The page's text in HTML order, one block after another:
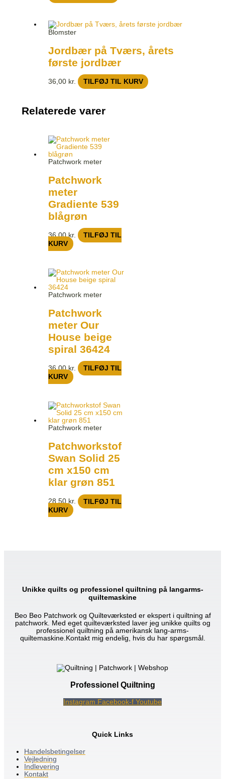
Blomster
Jordbær på Tværs, årets
første jordbær
36,00 kr. TILFØJ TIL KURV
Relaterede varer
Patchwork meter
Patchwork
meter
Gradiente 539
blågrøn
36,00kr.
TILFØJ TIL
KURV
Patchwork meter
Patchwork
meter Our
House beige
spiral 36424
36,00kr.
TILFØJ TIL
KURV
Patchwork meter
Patchworkstof
Swan Solid 25
cm x150 cm
klar grøn 851
28,50kr.
TILFØJ TIL
KURV
Unikke quilts og professionel quiltning på langarms-
quiltemaskine
Beo Beo Patchwork og Quilteværksted er ekspert i quiltning af
patchwork. Med eget quilteværksted laver jeg unikke quilts og
professionel quiltning på amerikansk lang-arms-
quiltemaskine.Kontakt mig endelig, hvis du har spørgsmål.
Professionel Quiltning
Instagram Facebook-f Youtube
Quick Links
Handelsbetingelser
Vejledning
Indlevering
Kontakt